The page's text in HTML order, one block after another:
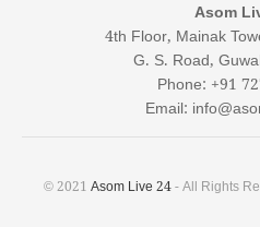
Asom
4th Floor, Mainak
G. S. Road,
Phone: +91
Email:
© 2021 Asom Live 24- All Rights